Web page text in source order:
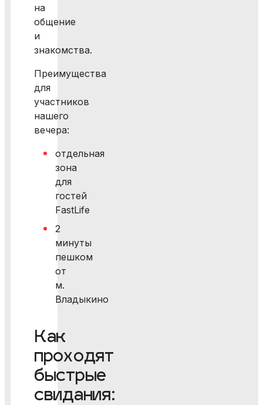
на
общение
и
знакомства.
Преимущества
для
участников
нашего
вечера:
отдельная
зона
для
гостей
FastLife
2
минуты
пешком
от
м.
Владыкино
Как
проходят
быстрые
свидания: